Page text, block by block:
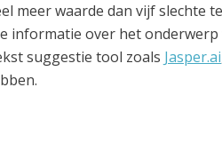
meer waarde dan vijf slechte
informatie over het
suggestie tool zoals Jasper.ai